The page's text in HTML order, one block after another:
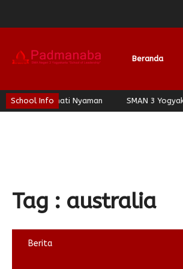
Beranda
School Info
Berhati Nyaman SMAN 3
Tag : australia
Berita